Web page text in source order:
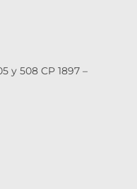
y 508 CP 1897 –